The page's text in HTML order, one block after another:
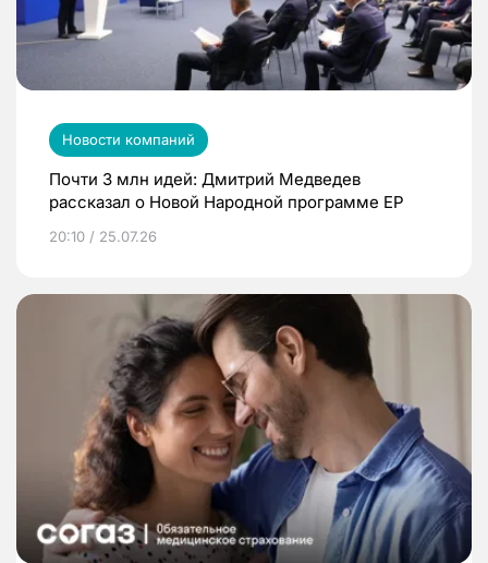
Новости компаний
Почти 3 млн идей: Дмитрий Медведев
рассказал о Новой Народной программе ЕР
20:10 / 25.07.26